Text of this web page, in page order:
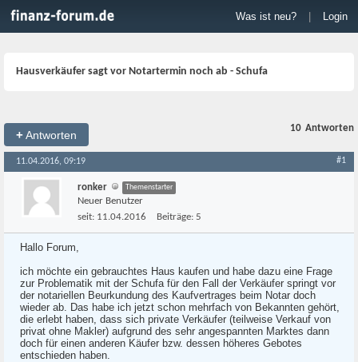
Was ist neu? Login
Hausverkäufer sagt vor Notartermin noch ab - Schufa
+Antworten
10 Antworten
11.04.2016, 09:19 #1
ronker Themenstarter
Neuer Benutzer
seit: 11.04.2016 Beiträge: 5
Hallo Forum,
ich möchte ein gebrauchtes Haus kaufen und habe dazu eine Frage
zur Problematik mit der Schufa für den Fall der Verkäufer springt vor
der notariellen Beurkundung des Kaufvertrages beim Notar doch
wieder ab. Das habe ich jetzt schon mehrfach von Bekannten gehört,
die erlebt haben, dass sich private Verkäufer (teilweise Verkauf von
privat ohne Makler) aufgrund des sehr angespannten Marktes dann
doch für einen anderen Käufer bzw. dessen höheres Gebotes
entschieden haben.